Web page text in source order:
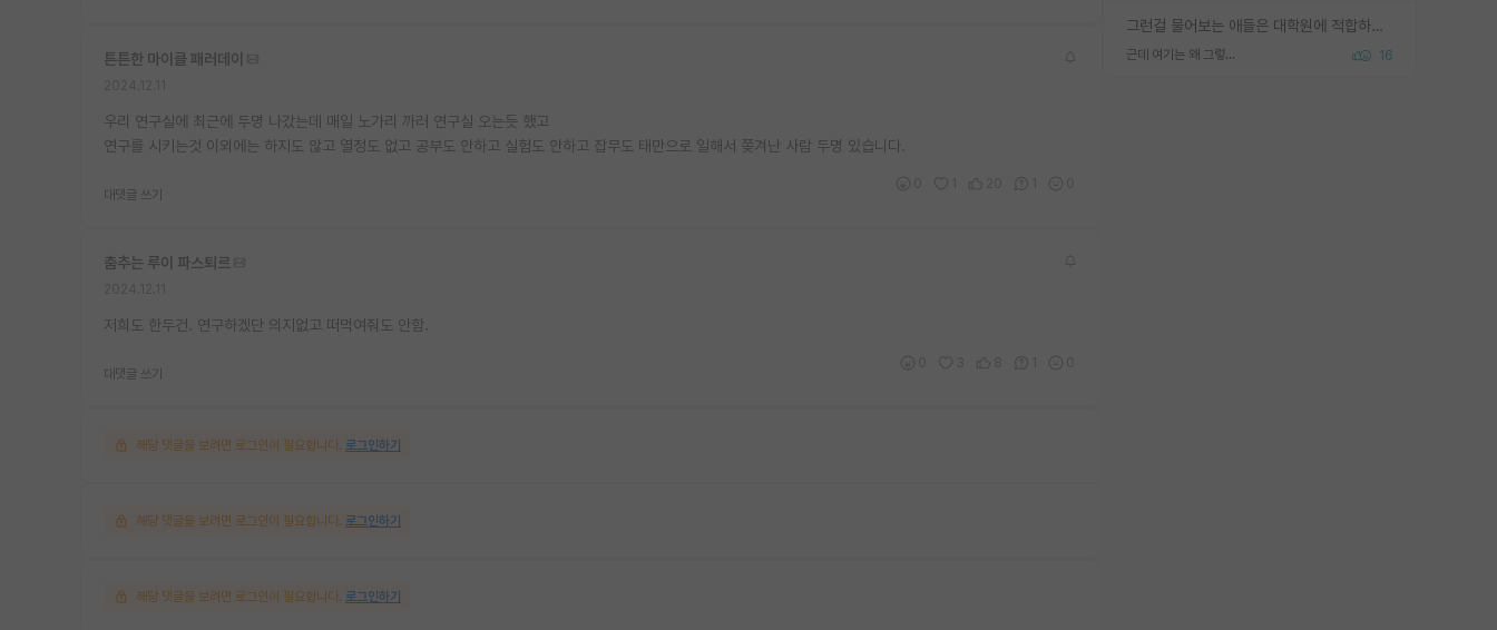
그런걸 물어보는 애들은 대학원에 적합하지 않다
근데 여기는 왜 그렇게 SPK를 물어보는거임? 16
튼튼한 마이클 패러데이
우리 연구실에 최근에 두명 나갔는데 매일 노가리 까러 연구실 오는듯 했고
연구를 시키는것 이외에는 하지도 않고 열정도 없고 공부도 안하고 실험도 안하고 잡무도 태만으로 일해서 쫒겨난 사람 두명 있습니다.
대댓글 쓰기
춤추는 루이 파스퇴르
저희도 한두건. 연구하겠단 의지없고 떠먹여줘도 안함.
대댓글 쓰기
해당 댓글을 보려면 로그인이 필요합니다. 로그인하기
해당 댓글을 보려면 로그인이 필요합니다. 로그인하기
해당 댓글을 보려면 로그인이 필요합니다. 로그인하기